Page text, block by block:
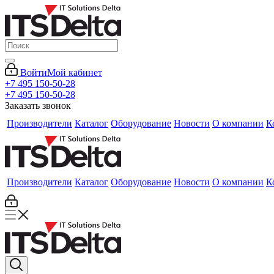
ВойтиМой кабинет
+7 495 150-50-28
+7 495 150-50-28
Заказать звонок
Производители Каталог Оборудование Новости О компании
Производители Каталог Оборудование Новости О компании